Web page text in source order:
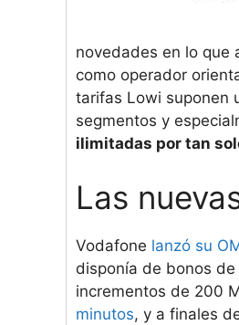
novedades en lo que
como operador
tarifas Lowi suponen
segmentos y
ilimitadas por tan
Las
Vodafone lanzó su
disponía de bonos
incrementos de 200
minutos, y a finales